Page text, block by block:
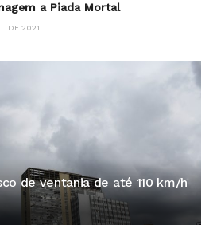
a Piada Mortal
DE 2021
de ventania de até 110 km/h